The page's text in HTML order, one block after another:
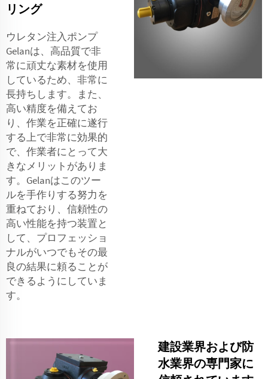
リング
ウレタン注入ポンプ
Gelanは、高品質で非
常に頑丈な素材を使用
しているため、非常に
長持ちします。また、
高い精度を備えてお
り、作業を正確に遂行
する上で非常に効果的
で、作業者にとって大
きなメリットがありま
す。Gelanはこのツー
ルを手作りする努力を
重ねており、信頼性の
高い性能を持つ装置と
して、プロフェッショ
ナルがいつでもその最
良の結果に頼ることが
できるようにしていま
す。
建設業界および防
水業界の専門家に